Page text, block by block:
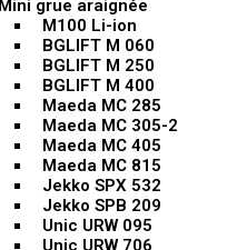
Mini grue araignée
M100 Li-ion
BGLIFT M 060
BGLIFT M 250
BGLIFT M 400
Maeda MC 285
Maeda MC 305-2
Maeda MC 405
Maeda MC 815
Jekko SPX 532
Jekko SPB 209
Unic URW 095
Unic URW 706